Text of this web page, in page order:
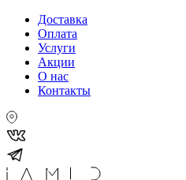
Доставка
Оплата
Услуги
Акции
О нас
Контакты